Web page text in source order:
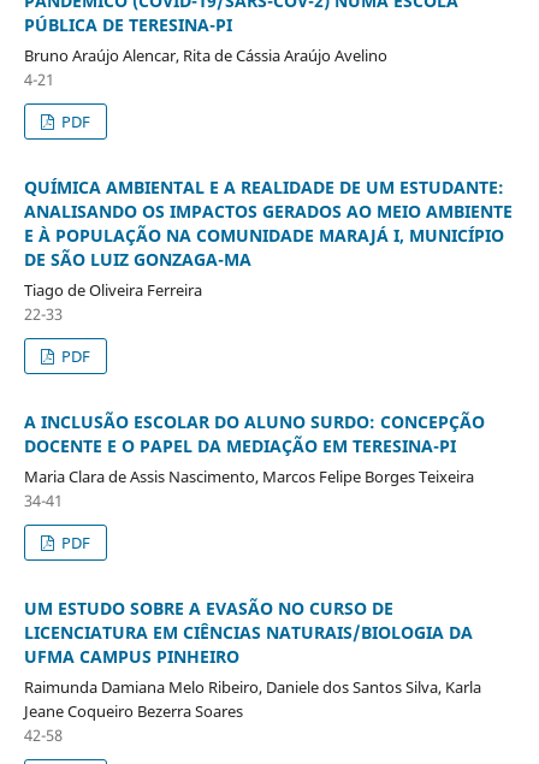
PÚBLICA DE TERESINA-PI
Bruno Araújo Alencar, Rita de Cássia Araújo Avelino
4-21
PDF
QUÍMICA AMBIENTAL E A REALIDADE DE UM ESTUDANTE:
ANALISANDO OS IMPACTOS GERADOS AO MEIO AMBIENTE
E À POPULAÇÃO NA COMUNIDADE MARAJÁ I, MUNICÍPIO
DE SÃO LUIZ GONZAGA-MA
Tiago de Oliveira Ferreira
22-33
PDF
A INCLUSÃO ESCOLAR DO ALUNO SURDO: CONCEPÇÃO
DOCENTE E O PAPEL DA MEDIAÇÃO EM TERESINA-PI
Maria Clara de Assis Nascimento, Marcos Felipe Borges Teixeira
34-41
PDF
UM ESTUDO SOBRE A EVASÃO NO CURSO DE
LICENCIATURA EM CIÊNCIAS NATURAIS/BIOLOGIA DA
UFMA CAMPUS PINHEIRO
Raimunda Damiana Melo Ribeiro, Daniele dos Santos Silva, Karla
Jeane Coqueiro Bezerra Soares
42-58